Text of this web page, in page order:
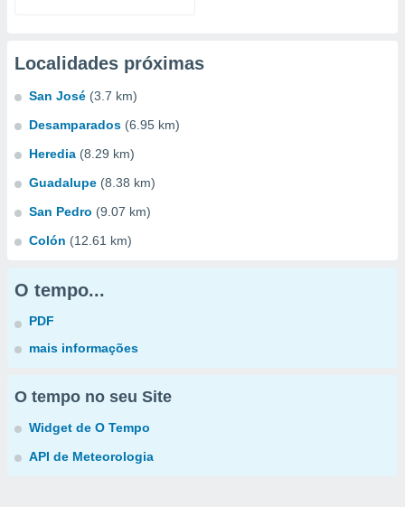
Localidades próximas
San José (3.7 km)
Desamparados (6.95 km)
Heredia (8.29 km)
Guadalupe (8.38 km)
San Pedro (9.07 km)
Colón (12.61 km)
O tempo...
PDF
mais informações
O tempo no seu Site
Widget de O Tempo
API de Meteorologia